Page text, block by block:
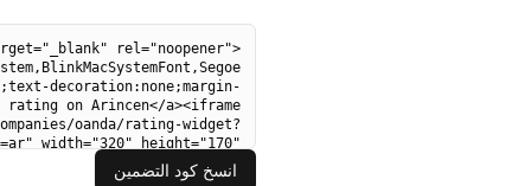
انسخ كود التضمين